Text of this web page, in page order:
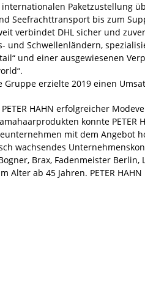
Paketzustellung
Seefrachttransport bis zum
verbindet DHL sicher und
Schwellenländern,
und einer ausgewiesenen
Gruppe erzielte 2019 einen
HAHN erfolgreicher
konnte
mit dem Angebot
wachsendes
Brax, Fadenmeister
ab 45 Jahren. PETER